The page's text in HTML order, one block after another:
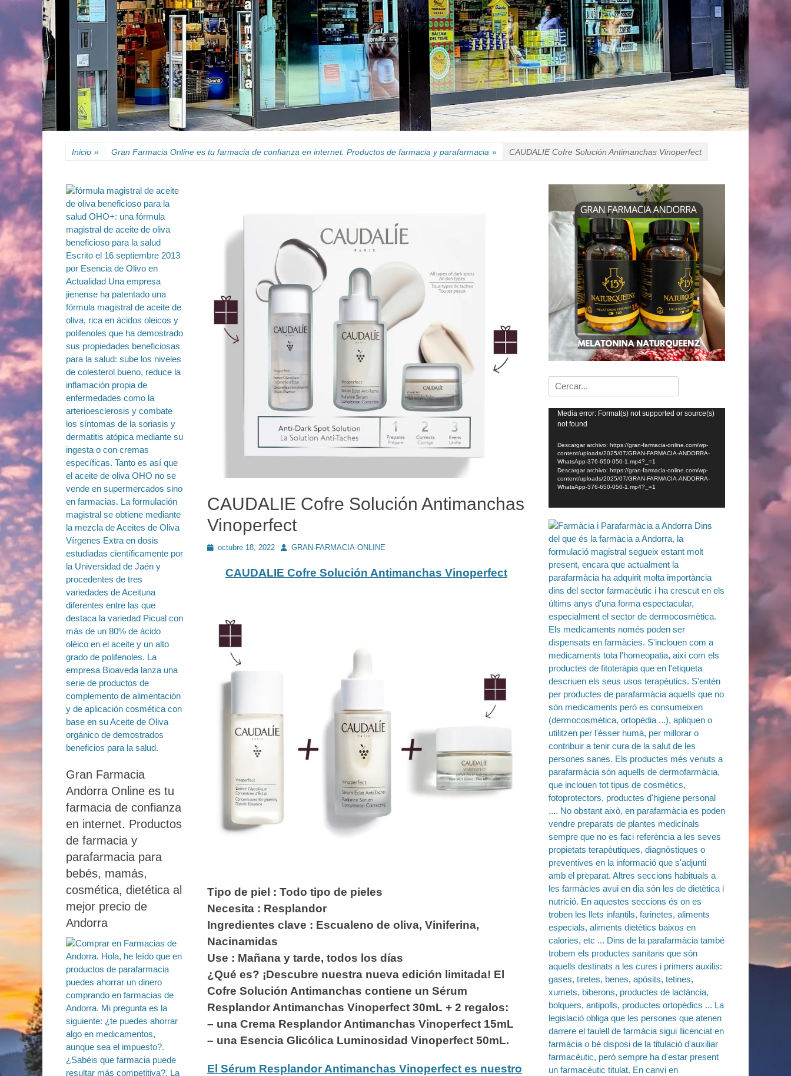
Inicio » Gran Farmacia Online es tu farmacia de confianza en internet. Productos de farmacia y parafarmacia » CAUDALIE Cofre Solución Antimanchas Vinoperfect
CAUDALIE Cofre Solución Antimanchas
Vinoperfect
Publicado
octubre 18, 2022 AutorGRAN-FARMACIA-ONLINE
CAUDALIE Cofre Solución Antimanchas Vinoperfect
Tipo de piel : Todo tipo de pieles
Necesita : Resplandor
Ingredientes clave : Escualeno de oliva, Viniferina,
Nacinamidas
Use : Mañana y tarde, todos los días
¿Qué es? ¡Descubre nuestra nueva edición limitada! El
Cofre Solución Antimanchas contiene un Sérum
Resplandor Antimanchas Vinoperfect 30mL + 2 regalos:
– una Crema Resplandor Antimanchas Vinoperfect 15mL
– una Esencia Glicólica Luminosidad Vinoperfect 50mL.
El Sérum Resplandor Antimanchas Vinoperfect es nuestro
Buscar:
Reproductor
Media error: Format(s) not supported or source(s)
not found
Descargar archivo: https://gran-farmacia-online.com/wp-
content/uploads/2025/07/GRAN-FARMACIA-ANDORRA-
WhatsApp-376-650-050-1.mp4?_=1
Descargar archivo: https://gran-farmacia-online.com/wp-
content/uploads/2025/07/GRAN-FARMACIA-ANDORRA-
WhatsApp-376-650-050-1.mp4?_=1
Gran Farmacia
Andorra Online es tu
farmacia de confianza
en internet. Productos
de farmacia y
parafarmacia para
bebés, mamás,
cosmética, dietética al
mejor precio de
Andorra